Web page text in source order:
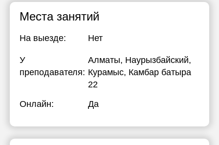
Места занятий
На выезде: Нет
У
преподавателя:
Алматы, Наурызбайский,
Курамыс, Камбар батыра
22
Онлайн:
Да